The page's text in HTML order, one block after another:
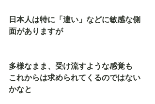
日本人は特に「違い」などに敏感な側
面がありますが
多様なまま、受け流すような感覚も
これからは求められてくるのではない
かなと